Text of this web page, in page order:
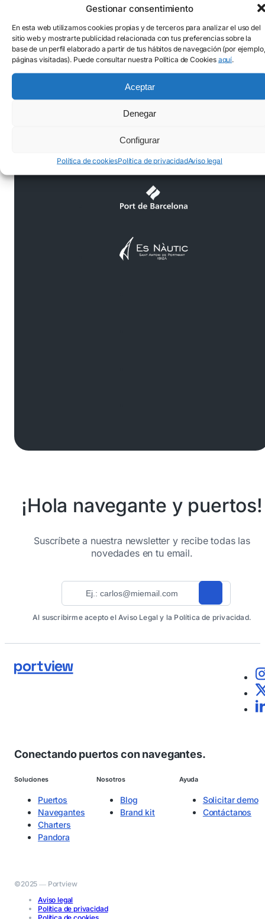
Gestionar consentimiento
En esta web utilizamos cookies propias y de terceros para analizar el uso del
sitio web y mostrarte publicidad relacionada con tus preferencias sobre la
base de un perfil elaborado a partir de tus hábitos de navegación (por ejemplo,
páginas visitadas). Puede consultar nuestra Política de Cookies aquí.
Aceptar
Denegar
Configurar
Política de cookiesPolítica de privacidadAviso legal
+250 Puertos deportivos en España y Portugal...
¡Hola navegante y puertos!
Suscríbete a nuestra newsletter y recibe todas las
novedades en tu email.
Al suscribirme acepto el Aviso Legal y la Política de privacidad.
Conectando puertos con navegantes.
Soluciones
Puertos
Navegantes
Charters
Pandora
Nosotros
Blog
Brand kit
Ayuda
Solicitar demo
Contáctanos
©2025 ― Portview
Aviso legal
Política de privacidad